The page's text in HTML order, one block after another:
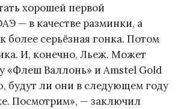
хорошей первой
— в качестве разминки, а
более серьёзная гонка. Потом
И, конечно, Льеж. Может
«Флеш Валлонь» и Amstel Gold
будут ли они в следующем году
Посмотрим», — заключил